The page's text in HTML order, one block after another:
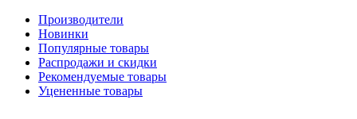
Производители
Новинки
Популярные товары
Распродажи и скидки
Рекомендуемые товары
Уцененные товары